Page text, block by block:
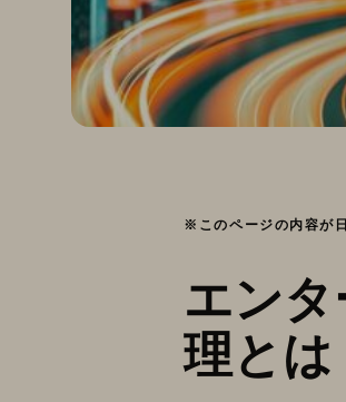
※このページの内容が
エン
理とは